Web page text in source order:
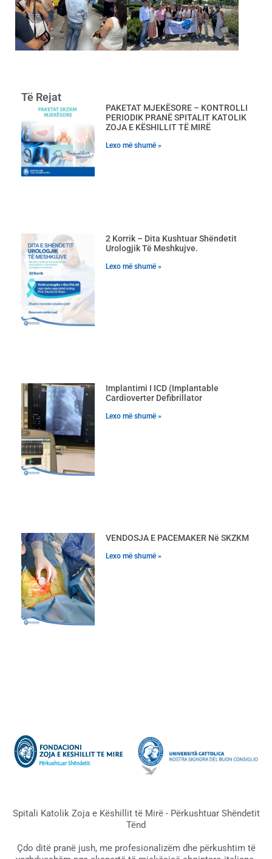
Të Rejat
PAKETAT MJEKËSORE – KONTROLLI
PERIODIK PRANË SPITALIT KATOLIK
ZOJA E KËSHILLIT TË MIRË
Lexo më shumë »
2 Korrik – Dita Kushtuar Shëndetit
Urologjik Të Meshkujve.
Lexo më shumë »
Implantimi I ICD (Implantable
Cardioverter Defibrillator
Lexo më shumë »
VENDOSJA E PACEMAKER Në SKZKM
Lexo më shumë »
Spitali Katolik Zoja e Këshillit të Mirë - Përkushtuar Shëndetit
Tënd
Çdo ditë pranë jush, me profesionalizëm dhe përkushtim të